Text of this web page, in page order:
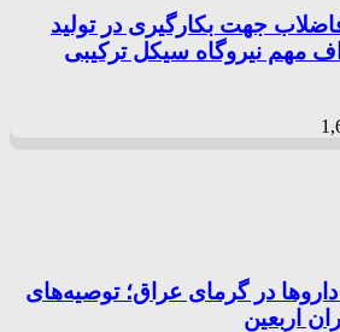
جهت بکارگیری در تولید
مهم نیروگاه سیکل ترکیبی
در گرمای عراق؛ توصیه‌های
اربعین